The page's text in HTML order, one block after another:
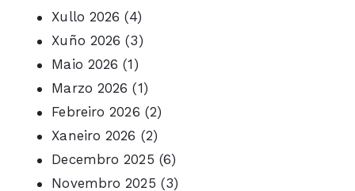
Xullo 2026 (4)
Xuño 2026 (3)
Maio 2026 (1)
Marzo 2026 (1)
Febreiro 2026 (2)
Xaneiro 2026 (2)
Decembro 2025 (6)
Novembro 2025 (3)